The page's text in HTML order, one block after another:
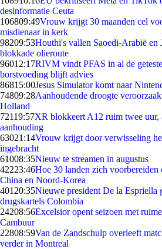
desinformatie Ceuta
106809:49Vrouw krijgt 30 maanden cel
misdienaar in kerk
98209:53Houthi's vallen Saoedi-Arabië en
blokkade olieroute
96012:17RIVM vindt PFAS in al de
borstvoeding blijft advies
86815:00Jesus Simulator komt naar
74809:28Aanhoudende droogte
Holland
72119:57XR blokkeert A12 ruim twee uur,
aanhouding
63021:14Vrouw krijgt door verwisseling
ingebracht
61008:35Nieuw te streamen in augustus
42223:46Hoe 30 landen zich
China en Noord-Korea
401 20:35Nieuwe president De la Espriella
drugskartels Colombia
24208:56Excelsior opent seizoen met
Cambuur
22808:59Van de Zandschulp overleeft
verder in Montreal